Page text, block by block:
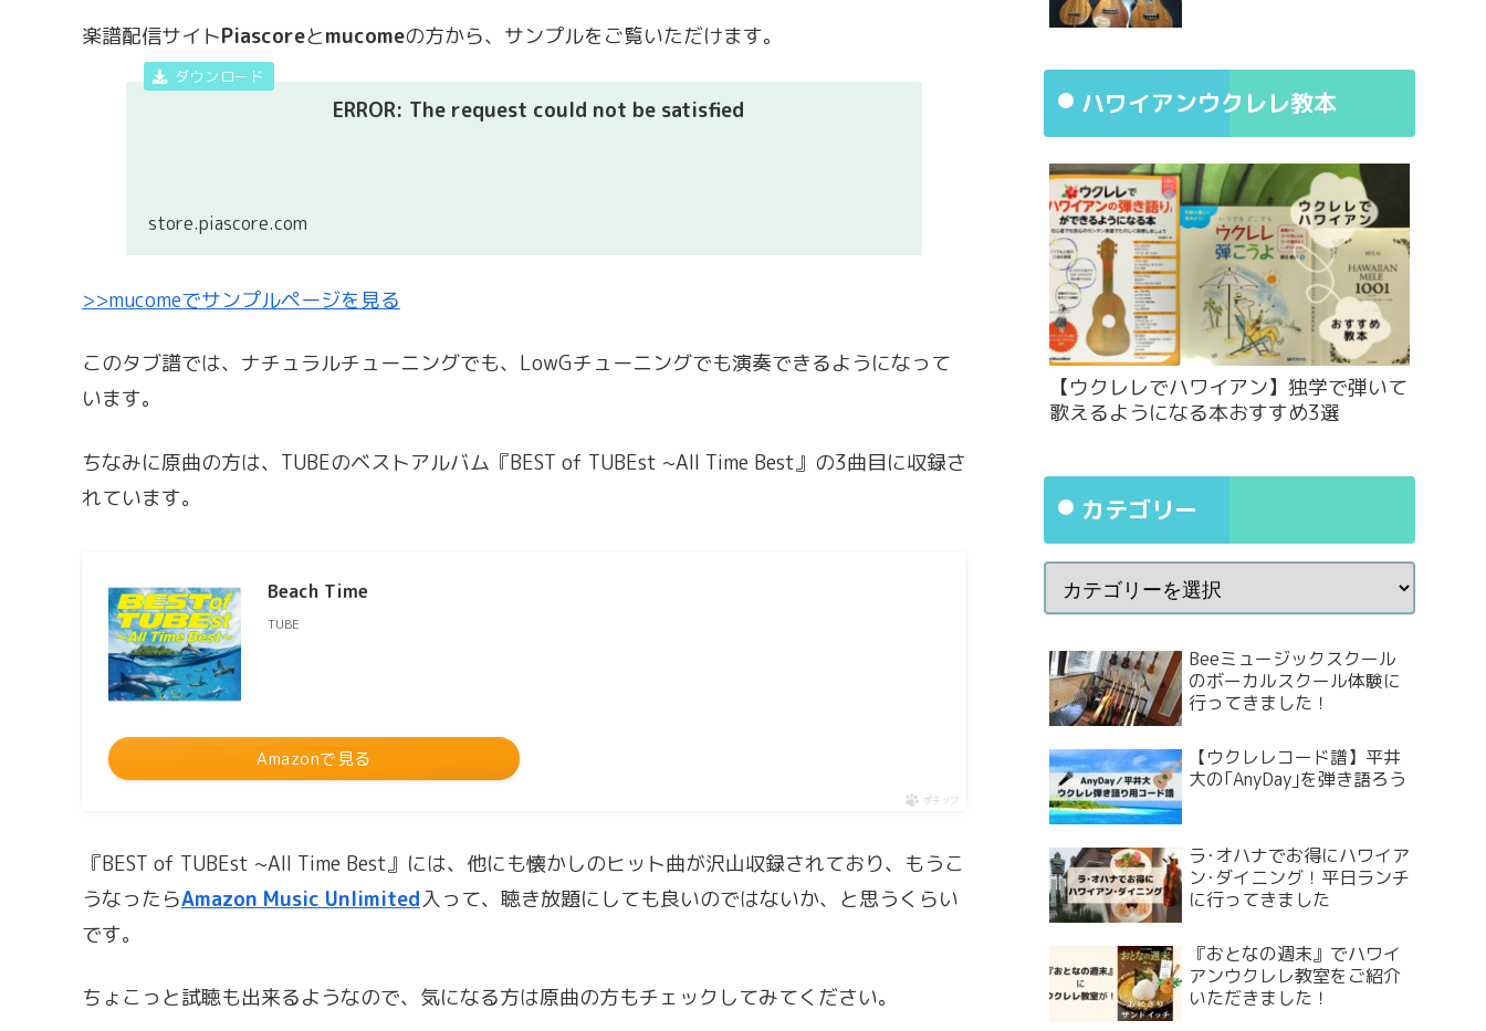
楽譜配信サイトPiascoreとmucomeの方から、サンプルをご覧いただけます。
ERROR: The request could not be satisfied
store.piascore.com
>>mucomeでサンプルページを見る
このタブ譜では、ナチュラルチューニングでも、LowGチューニングでも演奏できるようになって
います。
ちなみに原曲の方は、TUBEのベストアルバム『BEST of TUBEst ~All Time Best』の3曲目に収録さ
れています。
Beach Time
TUBE
Amazonで見る
ポチップ
『BEST of TUBEst ~All Time Best』には、他にも懐かしのヒット曲が沢山収録されており、もうこ
うなったらAmazon Music Unlimited入って、聴き放題にしても良いのではないか、と思うくらい
です。
ちょこっと試聴も出来るようなので、気になる方は原曲の方もチェックしてみてください。
ハワイアンウクレレ教本
【ウクレレでハワイアン】独学で弾いて
歌えるようになる本おすすめ3選
カテゴリー
Beeミュージックスクール
のボーカルスクール体験に
行ってきました！
【ウクレレコード譜】平井
大の｢AnyDay｣を弾き語ろう
ラ･オハナでお得にハワイア
ン･ダイニング！平日ランチ
に行ってきました
『おとなの週末』でハワイ
アンウクレレ教室をご紹介
いただきました！